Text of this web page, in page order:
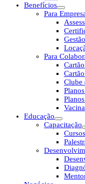
Benefícios
Para
Para
Clube
Educação
Capacitação